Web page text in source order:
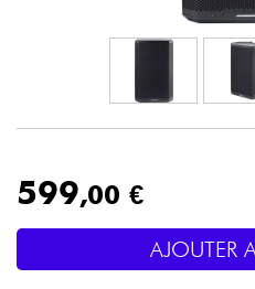
Eclairage
599,00 €
AJOUTER